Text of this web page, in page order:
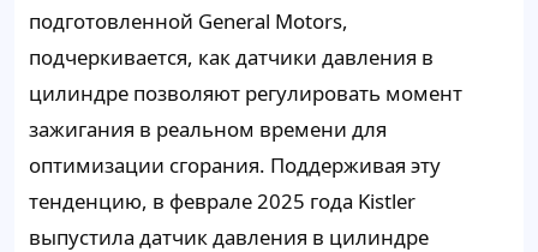
подготовленной General Motors,
подчеркивается, как датчики давления в
цилиндре позволяют регулировать момент
зажигания в реальном времени для
оптимизации сгорания. Поддерживая эту
тенденцию, в феврале 2025 года Kistler
выпустила датчик давления в цилиндре